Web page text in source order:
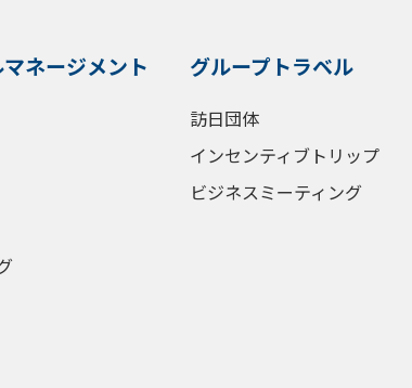
ネージメント グループトラベル
訪日団体
インセンティブトリップ
ビジネスミーティング